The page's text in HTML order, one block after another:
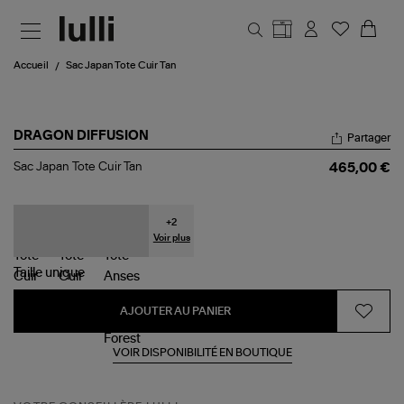
Accueil Sac Japan Tote Cuir Tan
DRAGON DIFFUSION
Sac
Partager
Sac Japan Tote Cuir Tan 465,00 €
+2
Voir plus
Taille unique
AJOUTER AU PANIER
VOIR DISPONIBILITÉ EN BOUTIQUE